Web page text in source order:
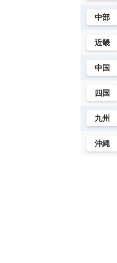
中部
近畿
中国
四国
九州
沖縄